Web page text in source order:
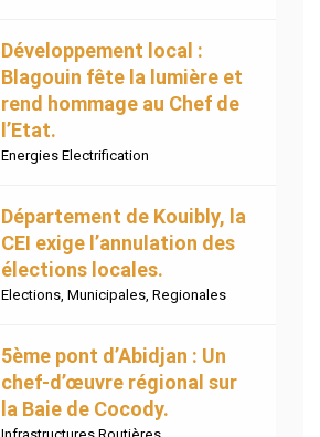
Développement local :
Blagouin fête la lumière et
rend hommage au Chef de
l’Etat.
Energies Electrification
Département de Kouibly, la
CEI exige l’annulation des
élections locales.
Elections, Municipales, Regionales
5ème pont d’Abidjan : Un
chef-d’œuvre régional sur
la Baie de Cocody.